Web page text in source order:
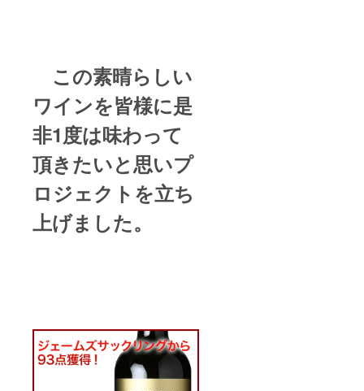
この素晴らしい
ワインを皆様に是
非1度は味わって
頂きたいと思いプ
ロジェクトを立ち
上げました。